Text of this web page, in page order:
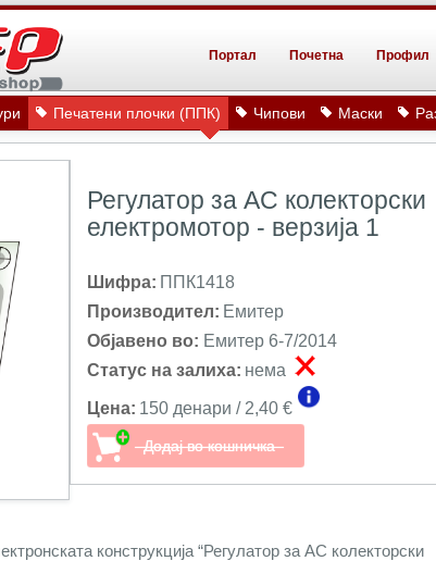
Портал Почетна Профил
Печатени плочки (ППК) Чипови Маски
Регулатор за AC колекторски
електромотор - верзија 1
Шифра: ППК1418
Производител: Емитер
Објавено во: Емитер 6-7/2014
Статус на залиха: нема
Цена: 150 денари / 2,40 €
конструкција “Регулатор за AC колекторски